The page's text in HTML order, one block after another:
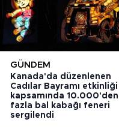
GÜNDEM
Kanada'da düzenlenen
Cadılar Bayramı etkinliği
kapsamında 10.000'den
fazla bal kabağı feneri
sergilendi